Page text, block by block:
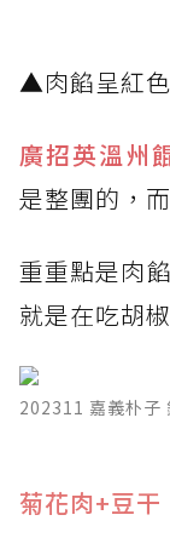
​▲肉餡呈紅
廣招英溫州
是整團的，
重重點是肉
就是在吃胡
202311 嘉義朴子
菊花肉+豆干